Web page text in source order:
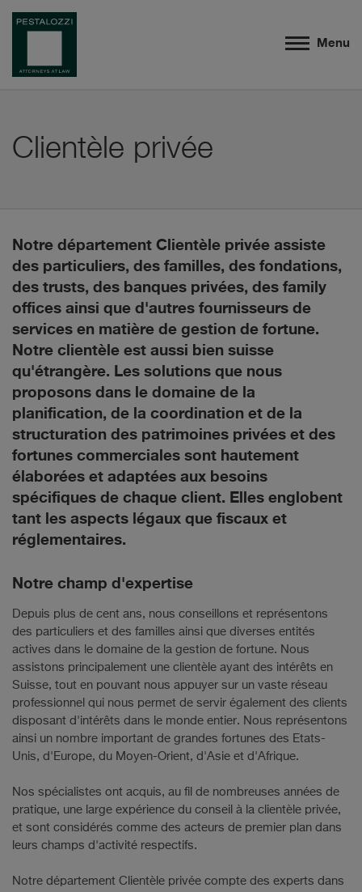
Menu
Clientèle privée
Notre département Clientèle privée assiste
des particuliers, des familles, des fondations,
des trusts, des banques privées, des family
offices ainsi que d'autres fournisseurs de
services en matière de gestion de fortune.
Notre clientèle est aussi bien suisse
qu'étrangère. Les solutions que nous
proposons dans le domaine de la
planification, de la coordination et de la
structuration des patrimoines privées et des
fortunes commerciales sont hautement
élaborées et adaptées aux besoins
spécifiques de chaque client. Elles englobent
tant les aspects légaux que fiscaux et
réglementaires.
Notre champ d'expertise
Depuis plus de cent ans, nous conseillons et représentons
des particuliers et des familles ainsi que diverses entités
actives dans le domaine de la gestion de fortune. Nous
assistons principalement une clientèle ayant des intérêts en
Suisse, tout en pouvant nous appuyer sur un vaste réseau
professionnel qui nous permet de servir également des clients
disposant d'intérêts dans le monde entier. Nous représentons
ainsi un nombre important de grandes fortunes des Etats-
Unis, d'Europe, du Moyen-Orient, d'Asie et d'Afrique.
Nos spécialistes ont acquis, au fil de nombreuses années de
pratique, une large expérience du conseil à la clientèle privée,
et sont considérés comme des acteurs de premier plan dans
leurs champs d'activité respectifs.
Notre département Clientèle privée compte des experts dans